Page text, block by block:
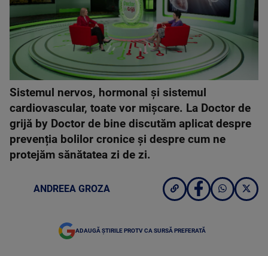
Sistemul nervos, hormonal și sistemul
cardiovascular, toate vor mișcare. La Doctor de
grijă by Doctor de bine discutăm aplicat despre
prevenția bolilor cronice și despre cum ne
protejăm sănătatea zi de zi.
ANDREEA GROZA
ADAUGĂ ȘTIRILE PROTV CA SURSĂ PREFERATĂ